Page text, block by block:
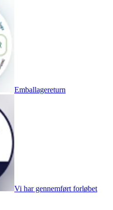
Emballagereturn
Vi har gennemført forløbet